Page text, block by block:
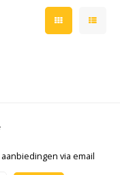
via email